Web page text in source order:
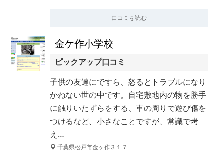
口コミを読む
金ケ作小学校
ピックアップ口コミ
子供の友達にですら、怒るとトラブルになり
かねない世の中です。自宅敷地内の物を勝手
に触りいたずらをする、車の周りで遊び傷を
つけるなど、小さなことですが、常識で考
え…
千葉県松戸市金ヶ作３１７